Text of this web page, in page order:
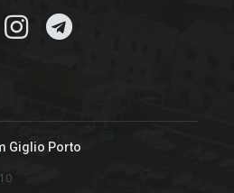
Giglio Porto